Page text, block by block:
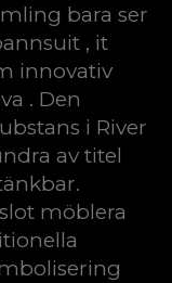
bara ser
, it
innovativ
. Den
i River
av titel
möblera